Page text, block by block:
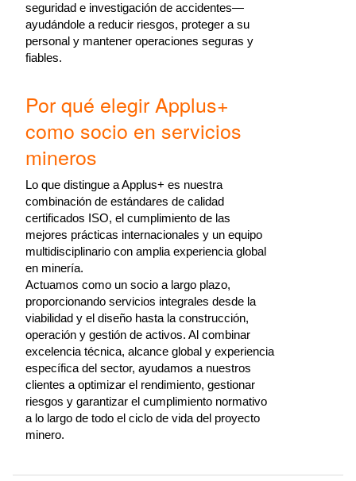
seguridad e investigación de accidentes—
ayudándole a reducir riesgos, proteger a su
personal y mantener operaciones seguras y
fiables.
Por qué elegir Applus+
como socio en servicios
mineros
Lo que distingue a Applus+ es nuestra
combinación de estándares de calidad
certificados ISO, el cumplimiento de las
mejores prácticas internacionales y un equipo
multidisciplinario con amplia experiencia global
en minería.
Actuamos como un socio a largo plazo,
proporcionando servicios integrales desde la
viabilidad y el diseño hasta la construcción,
operación y gestión de activos. Al combinar
excelencia técnica, alcance global y experiencia
específica del sector, ayudamos a nuestros
clientes a optimizar el rendimiento, gestionar
riesgos y garantizar el cumplimiento normativo
a lo largo de todo el ciclo de vida del proyecto
minero.